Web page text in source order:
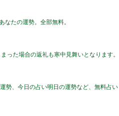
なたの運勢。全部無料。
った場合の返礼も寒中見舞いとなります。
勢、今日の占い明日の運勢など、無料占い